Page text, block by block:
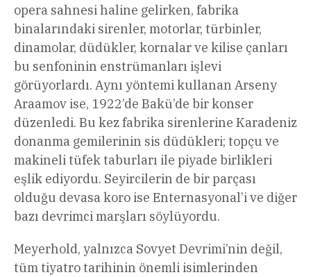
opera sahnesi haline gelirken, fabrika
binalarındaki sirenler, motorlar, türbinler,
dinamolar, düdükler, kornalar ve kilise çanları
bu senfoninin enstrümanları işlevi
görüyorlardı. Aynı yöntemi kullanan Arseny
Araamov ise, 1922’de Bakü’de bir konser
düzenledi. Bu kez fabrika sirenlerine Karadeniz
donanma gemilerinin sis düdükleri; topçu ve
makineli tüfek taburları ile piyade birlikleri
eşlik ediyordu. Seyircilerin de bir parçası
olduğu devasa koro ise Enternasyonal’i ve diğer
bazı devrimci marşları söylüyordu.
Meyerhold, yalnızca Sovyet Devrimi’nin değil,
tüm tiyatro tarihinin önemli isimlerinden